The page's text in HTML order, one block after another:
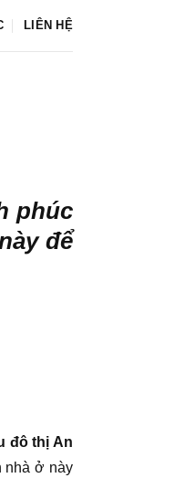
LIÊN HỆ
phúc
để
đô thị An
nhà ở này